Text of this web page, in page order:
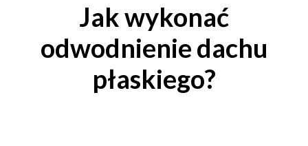
Działki
Jak wykonać
odwodnienie dachu
płaskiego?